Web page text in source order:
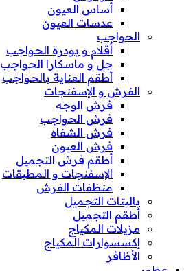
أساس العيون
عدسات العيون
الحواجب
أقلام و بودرة الحواجب
جل و ماسكارا الحواجب
أطقم العناية بالحواجب
الفرش و الإسفنجات
فرش الوجه
فرش الحواجب
فرش الشفاه
فرش العيون
أطقم فرش التجميل
الإسفنجات و المطبقات
منظفات الفرش
باليتات التجميل
أطقم التجميل
مزيلات المكياج
إكسسوارات المكياج
الأظافر